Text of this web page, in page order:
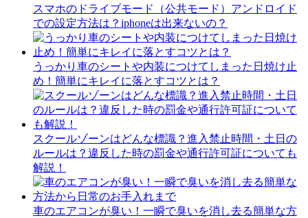
スマホのドライブモード（公共モード）アンドロイド
での設定方法は？iphoneは出来ないの？
うっかり車のシートや内装につけてしまった日焼け止
め！簡単にキレイに落とすコツとは？
スクールゾーンはどんな標識？進入禁止時間・土日の
ルールは？違反した時の罰金や通行許可証についても
解説！
車のエアコンが臭い！一瞬で臭いを消し去る簡単な方